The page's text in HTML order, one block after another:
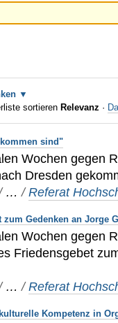
sortieren Relevanz ·
sind"
Wochen gegen
Dresden
…/Referat
zum Gedenken an Jorge
Wochen gegen
Friedensgebet
…/Referat
Kompetenz in